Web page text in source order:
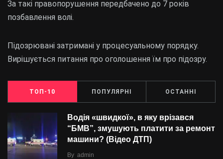
За такі правопорушення передбачено до 7 років
позбавлення волі.
Підозрювані затримані у процесуальному порядку.
Вирішується питання про оголошення їм про підозру.
ТОП-10 ПОПУЛЯРНІ ОСТАННІ
Водія «швидкої», в яку врізався
“БMВ”, змушують платити за ремонт
машини? (Відео ДТП)
By admin